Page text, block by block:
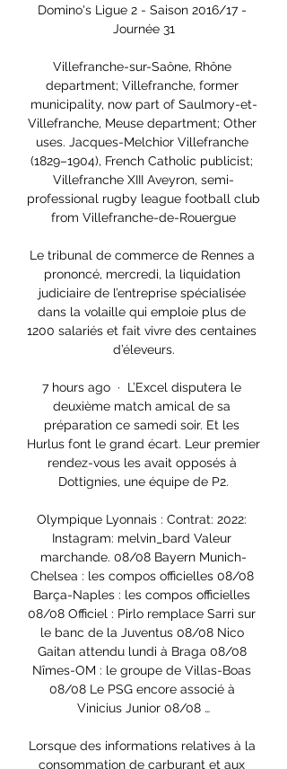
Domino's Ligue 2 - Saison 2016/17 -
Journée 31
Villefranche-sur-Saône, Rhône
department; Villefranche, former
municipality, now part of Saulmory-et-
Villefranche, Meuse department; Other
uses. Jacques-Melchior Villefranche
(1829–1904), French Catholic publicist;
Villefranche XIII Aveyron, semi-
professional rugby league football club
from Villefranche-de-Rouergue
Le tribunal de commerce de Rennes a
prononcé, mercredi, la liquidation
judiciaire de l’entreprise spécialisée
dans la volaille qui emploie plus de
1200 salariés et fait vivre des centaines
d’éleveurs.
7 hours ago · L’Excel disputera le
deuxième match amical de sa
préparation ce samedi soir. Et les
Hurlus font le grand écart. Leur premier
rendez-vous les avait opposés à
Dottignies, une équipe de P2.
Olympique Lyonnais : Contrat: 2022:
Instagram: melvin_bard Valeur
marchande. 08/08 Bayern Munich-
Chelsea : les compos officielles 08/08
Barça-Naples : les compos officielles
08/08 Officiel : Pirlo remplace Sarri sur
le banc de la Juventus 08/08 Nico
Gaitan attendu lundi à Braga 08/08
Nîmes-OM : le groupe de Villas-Boas
08/08 Le PSG encore associé à
Vinicius Junior 08/08 …
Lorsque des informations relatives à la
consommation de carburant et aux